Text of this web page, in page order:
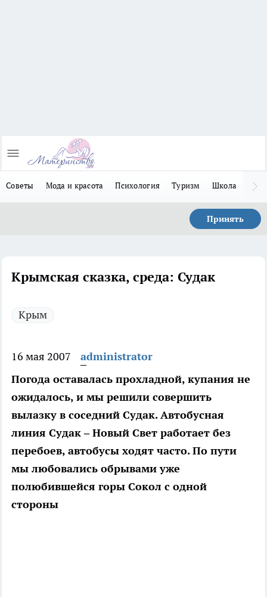
Советы Мода и красота Психология Туризм Школа
Принять
Крымская сказка, среда: Судак
Крым
16 мая 2007
administrator
Погода оставалась прохладной, купания не
ожидалось, и мы решили совершить
вылазку в соседний Судак. Автобусная
линия Судак – Новый Свет работает без
перебоев, автобусы ходят часто. По пути
мы любовались обрывами уже
полюбившейся горы Сокол с одной
стороны